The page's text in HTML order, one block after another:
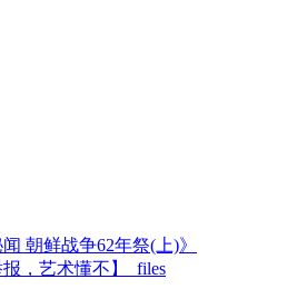
朝鲜战争62年祭(上)》
，艺术懂不】_files